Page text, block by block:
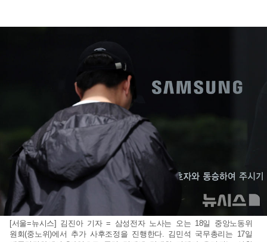
[서울=뉴시스] 김진아 기자 = 삼성전자 노사는 오는 18일 중앙노동위
원회(중노위)에서 추가 사후조정을 진행한다. 김민석 국무총리는 17일